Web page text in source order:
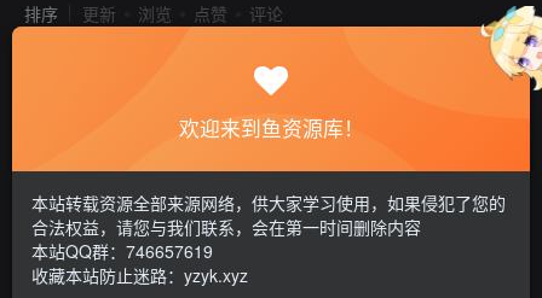
排序 更新 浏览 点赞 评论
【家长放心游戏】我的年假恋爱物语
（Love on Leave） V230529 全DLC
官方中文 附yuzu模拟器 本体+1.0.2升
PC游戏 模拟器游戏
欢迎来到鱼资源库！
本站转载资源全部来源网络，供大家学习使用，如果侵犯了您的
合法权益，请您与我们联系，会在第一时间删除内容
本站QQ群：746657619
收藏本站防止迷路：yzyk.xyz